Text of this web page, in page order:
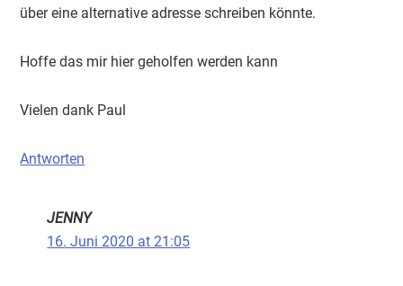
über eine alternative adresse schreiben könnte.
Hoffe das mir hier geholfen werden kann
Vielen dank Paul
Antworten
JENNY
16. Juni 2020 at 21:05